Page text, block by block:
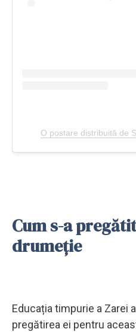
O postare distribuită de
Cum s-a
drumeție
Educația timpurie a Zarei
pregătirea ei pentru